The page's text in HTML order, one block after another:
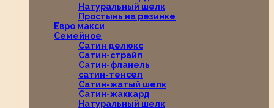
Натуральный шелк
Простынь на резинке
Евро макси
Семейное
Сатин делюкс
Сатин-страйп
Сатин-фланель
сатин-тенсел
Сатин-жатый шелк
Сатин-жаккард
Натуральный шелк